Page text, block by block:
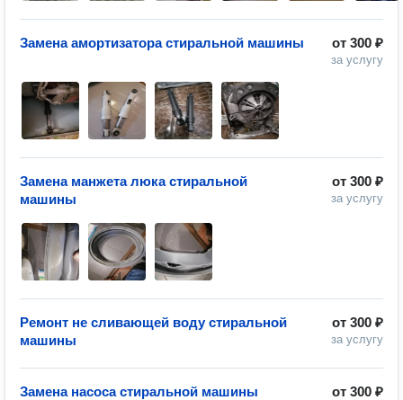
от 300 ₽
за услугу
Замена амортизатора стиральной машины
от 300 ₽
за услугу
Замена манжета люка стиральной
машины
от 300 ₽
за услугу
Ремонт не сливающей воду стиральной
машины
от 300 ₽
Замена насоса стиральной машины